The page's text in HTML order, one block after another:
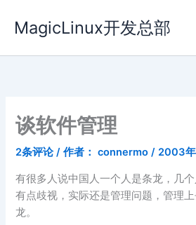
容
MagicLinux开发总部
谈软件管理
2条评论 / 作者： connermo/ 2003年
有很多人说中国人一个人是条龙，几
有点歧视，实际还是管理问题，管理
龙。